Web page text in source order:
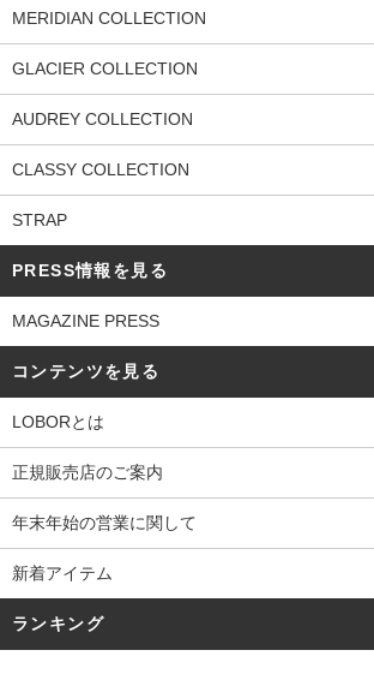
MERIDIAN COLLECTION
GLACIER COLLECTION
AUDREY COLLECTION
CLASSY COLLECTION
STRAP
PRESS情報を見る
MAGAZINE PRESS
コンテンツを見る
LOBORとは
正規販売店のご案内
年末年始の営業に関して
新着アイテム
ランキング